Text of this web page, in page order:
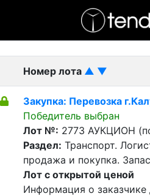
-
Номер лота ▲ ▼
Закупка: Перевозка
Победитель выбран
Лот №: 2773 АУКЦИОН
Раздел: Транспорт.
продажа и покупка.
Лот с открытой ценой
Информация о заказчике